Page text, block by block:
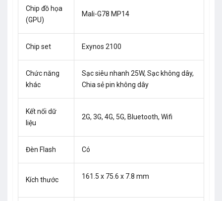
Chip đồ họa
(GPU)
Mali-G78 MP14
Chip set Exynos 2100
Chức năng
khác
Sạc siêu nhanh 25W, Sạc không dây,
Chia sẻ pin không dây
Kết nối dữ
liệu
2G, 3G, 4G, 5G, Bluetooth, Wifi
Đèn Flash Có
Kích thước 161.5 x 75.6 x 7.8 mm